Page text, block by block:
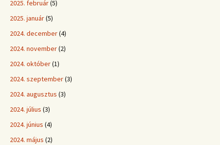
2025. február(5)
2025. január(5)
2024. december(4)
2024. november(2)
2024. október(1)
2024. szeptember(3)
2024. augusztus (3)
2024. július (3)
2024. június (4)
2024. május (2)